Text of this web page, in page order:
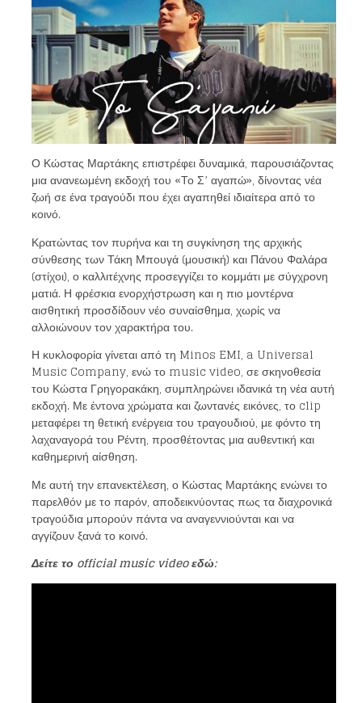
Ο Κώστας Μαρτάκης επιστρέφει δυναμικά, παρουσιάζοντας
μια ανανεωμένη εκδοχή του «Το Σ’ αγαπώ», δίνοντας νέα
ζωή σε ένα τραγούδι που έχει αγαπηθεί ιδιαίτερα από το
κοινό.
Κρατώντας τον πυρήνα και τη συγκίνηση της αρχικής
σύνθεσης των Τάκη Μπουγά (μουσική) και Πάνου Φαλάρα
(στίχοι), ο καλλιτέχνης προσεγγίζει το κομμάτι με σύγχρονη
ματιά. Η φρέσκια ενορχήστρωση και η πιο μοντέρνα
αισθητική προσδίδουν νέο συναίσθημα, χωρίς να
αλλοιώνουν τον χαρακτήρα του.
Η κυκλοφορία γίνεται από τη Minos EMI, a Universal
Music Company, ενώ το music video, σε σκηνοθεσία
του Κώστα Γρηγορακάκη, συμπληρώνει ιδανικά τη νέα αυτή
εκδοχή. Με έντονα χρώματα και ζωντανές εικόνες, το clip
μεταφέρει τη θετική ενέργεια του τραγουδιού, με φόντο τη
λαχαναγορά του Ρέντη, προσθέτοντας μια αυθεντική και
καθημερινή αίσθηση.
Με αυτή την επανεκτέλεση, ο Κώστας Μαρτάκης ενώνει το
παρελθόν με το παρόν, αποδεικνύοντας πως τα διαχρονικά
τραγούδια μπορούν πάντα να αναγεννιούνται και να
αγγίζουν ξανά το κοινό.
Δείτε το official music video εδώ: